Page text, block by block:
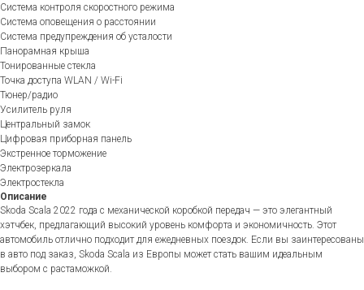
Система контроля скоростного режима
Система оповещения о расстоянии
Система предупреждения об усталости
Панорамная крыша
Тонированные стекла
Точка доступа WLAN / Wi-Fi
Тюнер/радио
Усилитель руля
Центральный замок
Цифровая приборная панель
Экстренное торможение
Электрозеркала
Электростекла
Описание
Skoda Scala 2022 года с механической коробкой передач — это элегантный
хэтчбек, предлагающий высокий уровень комфорта и экономичность. Этот
автомобиль отлично подходит для ежедневных поездок. Если вы заинтересованы
в авто под заказ, Skoda Scala из Европы может стать вашим идеальным
выбором с растаможкой.